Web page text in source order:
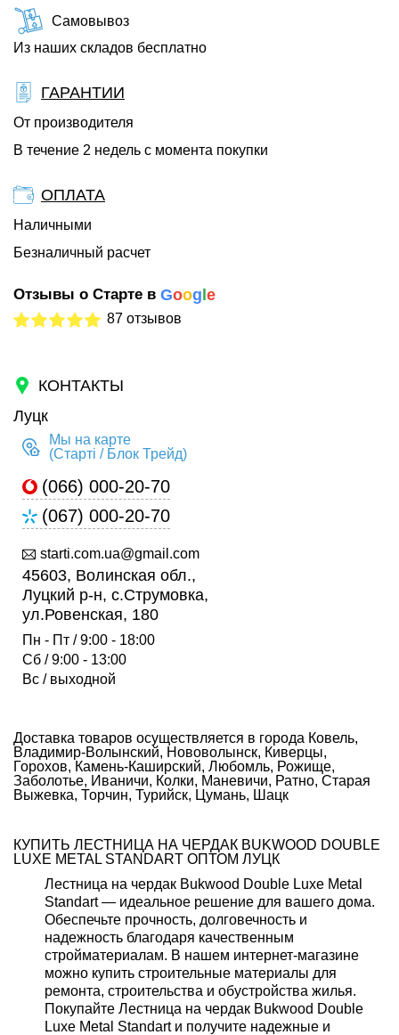
Самовывоз
Из наших складов бесплатно
ГАРАНТИИ
От производителя
В течение 2 недель с момента покупки
ОПЛАТА
Наличными
Безналичный расчет
Отзывы о Старте в Goog e
87 отзывов
КОНТАКТЫ
Луцк
Мы на карте
(Старті / Блок Трейд)
(066) 000-20-70
(067) 000-20-70
starti.com.ua@gmail.com
45603, Волинская обл.,
Луцкий р-н, с.Струмовка,
ул.Ровенская, 180
Пн - Пт / 9:00 - 18:00
Сб / 9:00 - 13:00
Вс / выходной
Доставка товаров осуществляется в города Ковель,
Владимир-Волынский, Нововолынск, Киверцы,
Горохов, Камень-Каширский, Любомль, Рожище,
Заболотье, Иваничи, Колки, Маневичи, Ратно, Старая
Выжевка, Торчин, Турийск, Цумань, Шацк
КУПИТЬ ЛЕСТНИЦА НА ЧЕРДАК BUKWOOD DOUBLE
LUXE METAL STANDART ОПТОМ ЛУЦК
Лестница на чердак Bukwood Double Luxe Metal
Standart — идеальное решение для вашего дома.
Обеспечьте прочность, долговечность и
надежность благодаря качественным
стройматериалам. В нашем интернет-магазине
можно купить строительные материалы для
ремонта, строительства и обустройства жилья.
Покупайте Лестница на чердак Bukwood Double
Luxe Metal Standart и получите надежные и